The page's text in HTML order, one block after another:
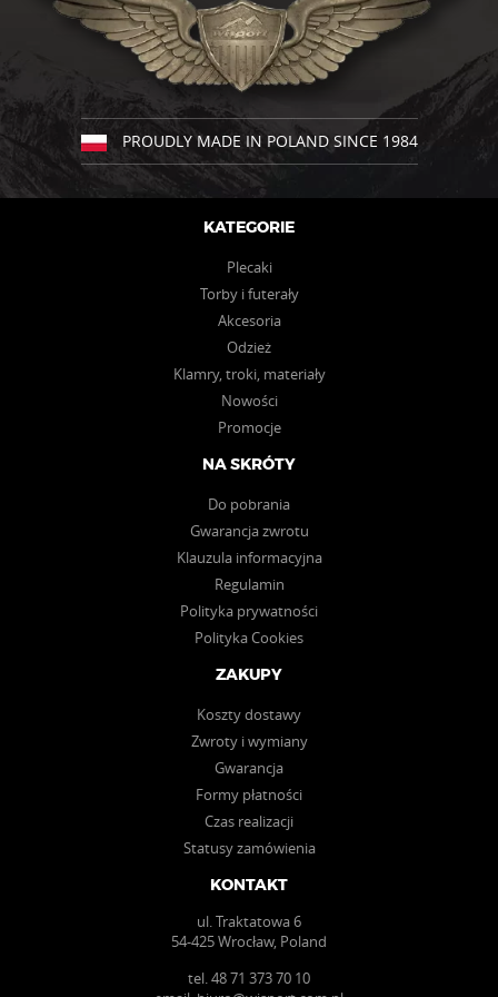
można
wybrać
produktu
PROUDLY MADE IN POLAND SINCE 1984
KATEGORIE
Plecaki
Torby i futerały
Akcesoria
Odzież
Klamry, troki, materiały
Nowości
Promocje
NA SKRÓTY
Do pobrania
Gwarancja zwrotu
Klauzula informacyjna
Regulamin
Polityka prywatności
Polityka Cookies
ZAKUPY
Koszty dostawy
Zwroty i wymiany
Gwarancja
Formy płatności
Czas realizacji
Statusy zamówienia
KONTAKT
ul. Traktatowa 6
54-425 Wrocław, Poland
tel.48 71 373 70 10